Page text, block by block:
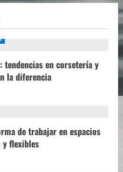
en corsetería y
la diferencia
de trabajar en espacios
y flexibles